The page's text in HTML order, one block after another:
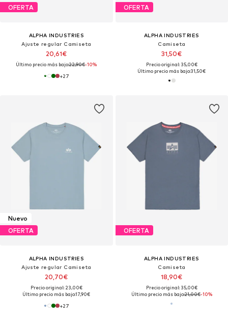
OFERTA
ALPHA INDUSTRIES
Ajuste regular Camiseta
20,61€
Último precio más bajo:22,90€-10%
+27
OFERTA
ALPHA INDUSTRIES
Camiseta
31,50€
Precio original: 35,00€
Último precio más bajo:31,50€
Nuevo
OFERTA
ALPHA INDUSTRIES
Ajuste regular Camiseta
20,70€
Precio original: 23,00€
Último precio más bajo:17,90€
+27
OFERTA
ALPHA INDUSTRIES
Camiseta
18,90€
Precio original: 35,00€
Último precio más bajo:21,00€-10%